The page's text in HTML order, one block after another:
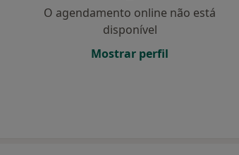
O agendamento online não está
disponível
Mostrar perfil